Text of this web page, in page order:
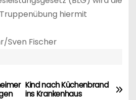
hiermit
Sven Fischer
Kind nach Küchenbrand
ins Krankenhaus